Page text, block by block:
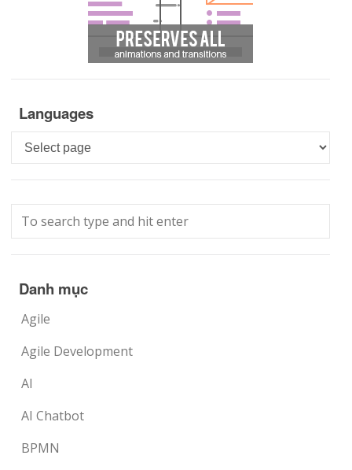
Languages
Languages
Danh mục
Agile
Agile Development
AI
AI Chatbot
BPMN